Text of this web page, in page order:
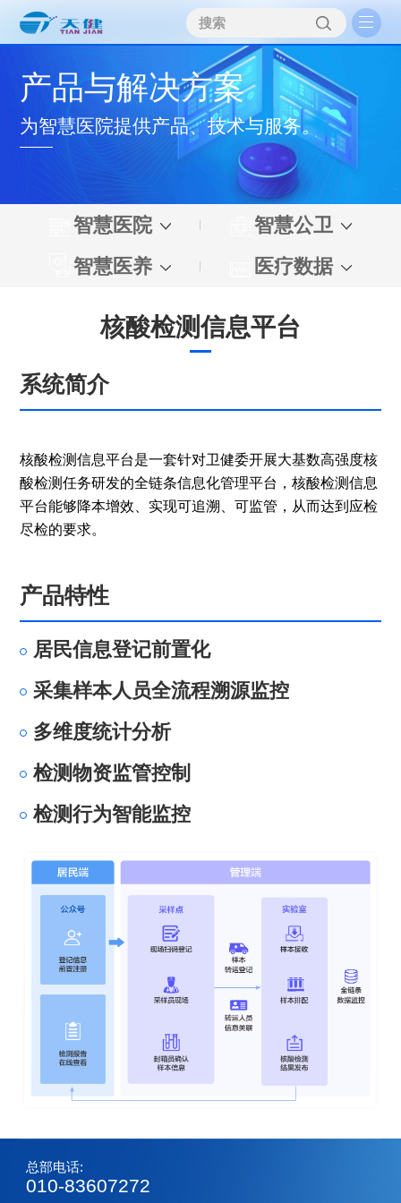
产品与解决方案
为智慧医院提供产品、技术与服务。
智慧医院
智慧公卫
智慧医养
医疗数据
核酸检测信息平台
系统简介
核酸检测信息平台是一套针对卫健委开展大基数高强度核
酸检测任务研发的全链条信息化管理平台，核酸检测信息
平台能够降本增效、实现可追溯、可监管，从而达到应检
尽检的要求。
产品特性
居民信息登记前置化
采集样本人员全流程溯源监控
多维度统计分析
检测物资监管控制
检测行为智能监控
总部电话:
010-83607272